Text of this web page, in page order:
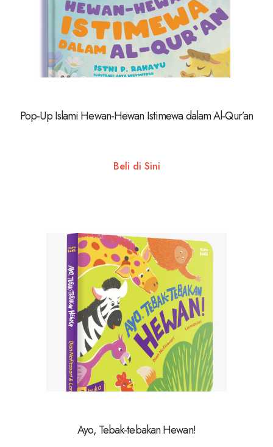
Pop-Up Islami Hewan-Hewan Istimewa dalam Al-Qur’an
Beli di Sini
Ayo, Tebak-tebakan Hewan!